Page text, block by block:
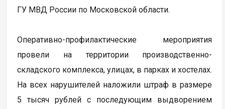
ГУ МВД России по Московской области.
Оперативно-профилактические мероприятия
провели на территории производственно-
складского комплекса, улицах, в парках и хостелах.
На всех нарушителей наложили штраф в размере
5 тысяч рублей с последующим выдворением